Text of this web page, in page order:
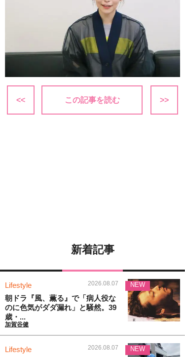
<< この記事を読む >>
新着記事
Lifestyle 2026.08.07
朝ドラ『風、薫る』で「病人役な
のに色気がダダ漏れ」と騒然。39
歳・...
加賀谷健
NEW
Lifestyle 2026.08.07 NEW